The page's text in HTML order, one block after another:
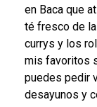
en Baca que
té fresco de
currys y los
mis favoritos
puedes pedir
desayunos y